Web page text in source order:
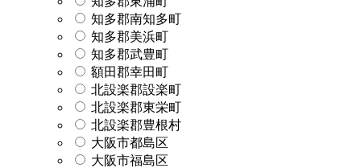
知多郡南知多町
知多郡美浜町
知多郡武豊町
額田郡幸田町
北設楽郡設楽町
北設楽郡東栄町
北設楽郡豊根村
大阪市都島区
大阪市福島区